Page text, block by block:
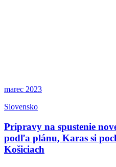
marec 2023
Slovensko
Prípravy na spustenie
podľa plánu, Karas si
Košiciach